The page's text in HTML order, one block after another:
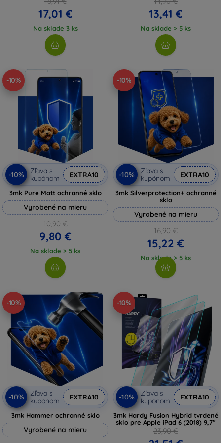
17,01 €
Na sklade 3 ks
13,41 €
Na sklade > 5 ks
-10%
-10%
Zľava s
kupónom
EXTRA10
3mk Pure Matt ochranné sklo
Vyrobené na mieru
10,90 €
9,80 €
Na sklade > 5 ks
-10%
-10%
Zľava s
kupónom
EXTRA10
3mk Silverprotection+ ochranné
sklo
Vyrobené na mieru
16,90 €
15,22 €
Na sklade > 5 ks
-10%
-10%
Zľava s
kupónom
EXTRA10
3mk Hammer ochranné sklo
Vyrobené na mieru
-10%
-10%
Zľava s
kupónom
EXTRA10
3mk Hardy Fusion Hybrid tvrdené
sklo pre Apple iPad 6 (2018) 9,7"
23,90 €